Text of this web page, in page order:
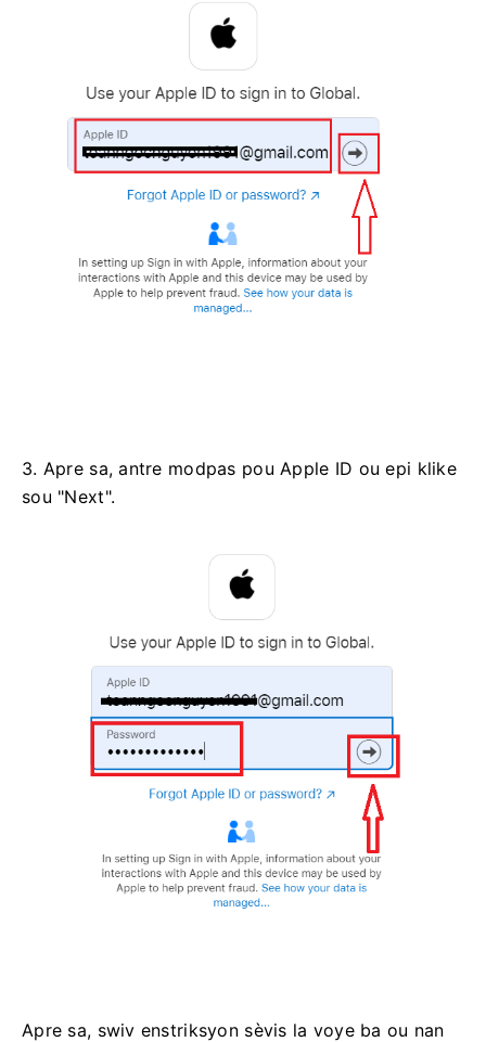
3. Apre sa, antre modpas pou Apple ID ou epi klike
sou "Next".
Apre sa, swiv enstriksyon sèvis la voye ba ou nan